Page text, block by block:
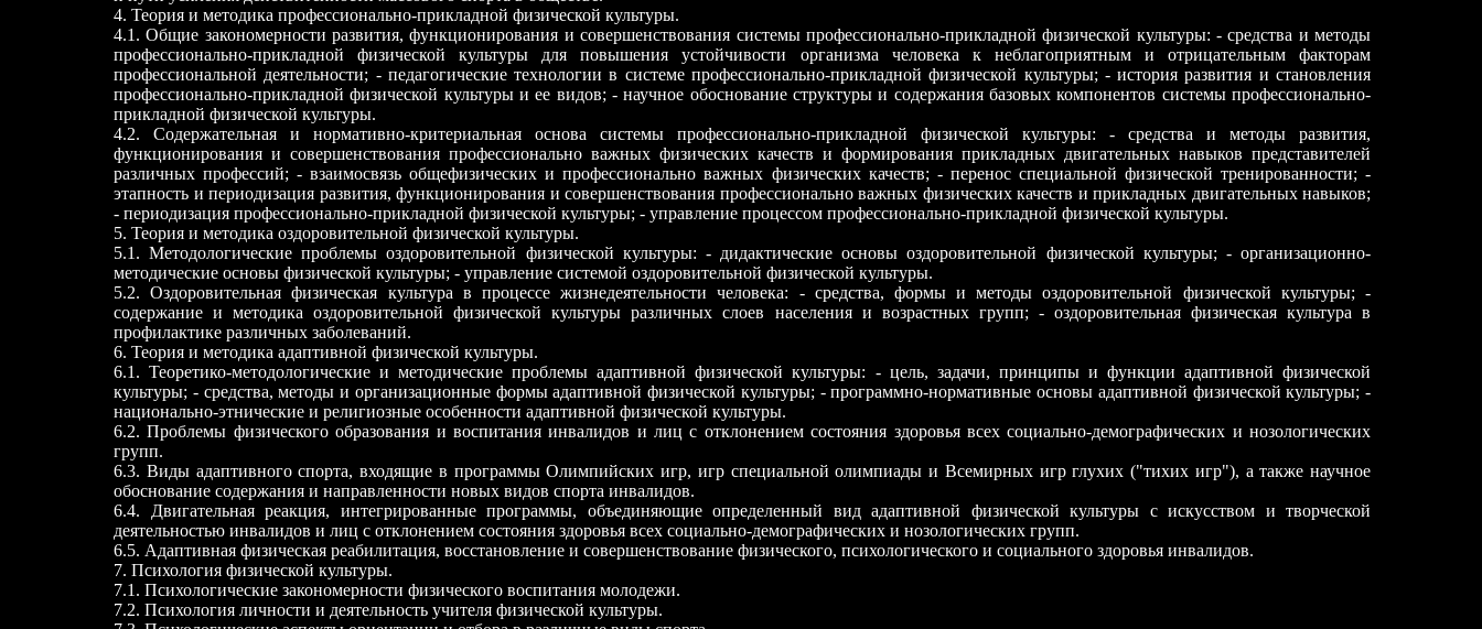
4. Теория и методика профессионально-прикладной физической культуры.
4.1. Общие закономерности развития, функционирования и совершенствования системы профессионально-прикладной физической культуры: - средства и методы
профессионально-прикладной физической культуры для повышения устойчивости организма человека к неблагоприятным и отрицательным факторам
профессиональной деятельности; - педагогические технологии в системе профессионально-прикладной физической культуры; - история развития и становления
профессионально-прикладной физической культуры и ее видов; - научное обоснование структуры и содержания базовых компонентов системы профессионально-
прикладной физической культуры.
4.2. Содержательная и нормативно-критериальная основа системы профессионально-прикладной физической культуры: - средства и методы развития,
функционирования и совершенствования профессионально важных физических качеств и формирования прикладных двигательных навыков представителей
различных профессий; - взаимосвязь общефизических и профессионально важных физических качеств; - перенос специальной физической тренированности; -
этапность и периодизация развития, функционирования и совершенствования профессионально важных физических качеств и прикладных двигательных навыков;
- периодизация профессионально-прикладной физической культуры; - управление процессом профессионально-прикладной физической культуры.
5. Теория и методика оздоровительной физической культуры.
5.1. Методологические проблемы оздоровительной физической культуры: - дидактические основы оздоровительной физической культуры; - организационно-
методические основы физической культуры; - управление системой оздоровительной физической культуры.
5.2. Оздоровительная физическая культура в процессе жизнедеятельности человека: - средства, формы и методы оздоровительной физической культуры; -
содержание и методика оздоровительной физической культуры различных слоев населения и возрастных групп; - оздоровительная физическая культура в
профилактике различных заболеваний.
6. Теория и методика адаптивной физической культуры.
6.1. Теоретико-методологические и методические проблемы адаптивной физической культуры: - цель, задачи, принципы и функции адаптивной физической
культуры; - средства, методы и организационные формы адаптивной физической культуры; - программно-нормативные основы адаптивной физической культуры; -
национально-этнические и религиозные особенности адаптивной физической культуры.
6.2. Проблемы физического образования и воспитания инвалидов и лиц с отклонением состояния здоровья всех социально-демографических и нозологических
групп.
6.3. Виды адаптивного спорта, входящие в программы Олимпийских игр, игр специальной олимпиады и Всемирных игр глухих ("тихих игр"), а также научное
обоснование содержания и направленности новых видов спорта инвалидов.
6.4. Двигательная реакция, интегрированные программы, объединяющие определенный вид адаптивной физической культуры с искусством и творческой
деятельностью инвалидов и лиц с отклонением состояния здоровья всех социально-демографических и нозологических групп.
6.5. Адаптивная физическая реабилитация, восстановление и совершенствование физического, психологического и социального здоровья инвалидов.
7. Психология физической культуры.
7.1. Психологические закономерности физического воспитания молодежи.
7.2. Психология личности и деятельность учителя физической культуры.